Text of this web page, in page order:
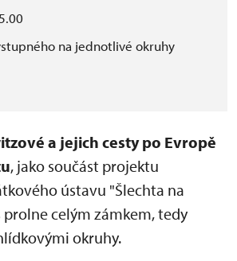
na jednotlivé okruhy
a jejich cesty po Evropě
, jako součást projektu
ústavu "Šlechta na
prolne celým zámkem, tedy
okruhy.